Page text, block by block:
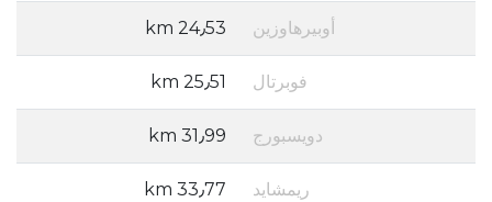
أوبيرهاوزين 24٫53 km
فوبرتال 25٫51 km
دويسبورج 31٫99 km
ريمشايد 33٫77 km